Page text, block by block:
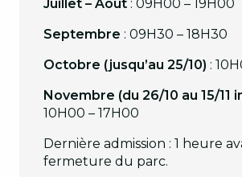
Juillet – Août : 09H00 – 19H00
Septembre : 09H30 – 18H30
Octobre (jusqu’au 25/10) :
Novembre (du 26/10 au 15/11
10H00 – 17H00
Dernière admission : 1 heure
fermeture du parc.